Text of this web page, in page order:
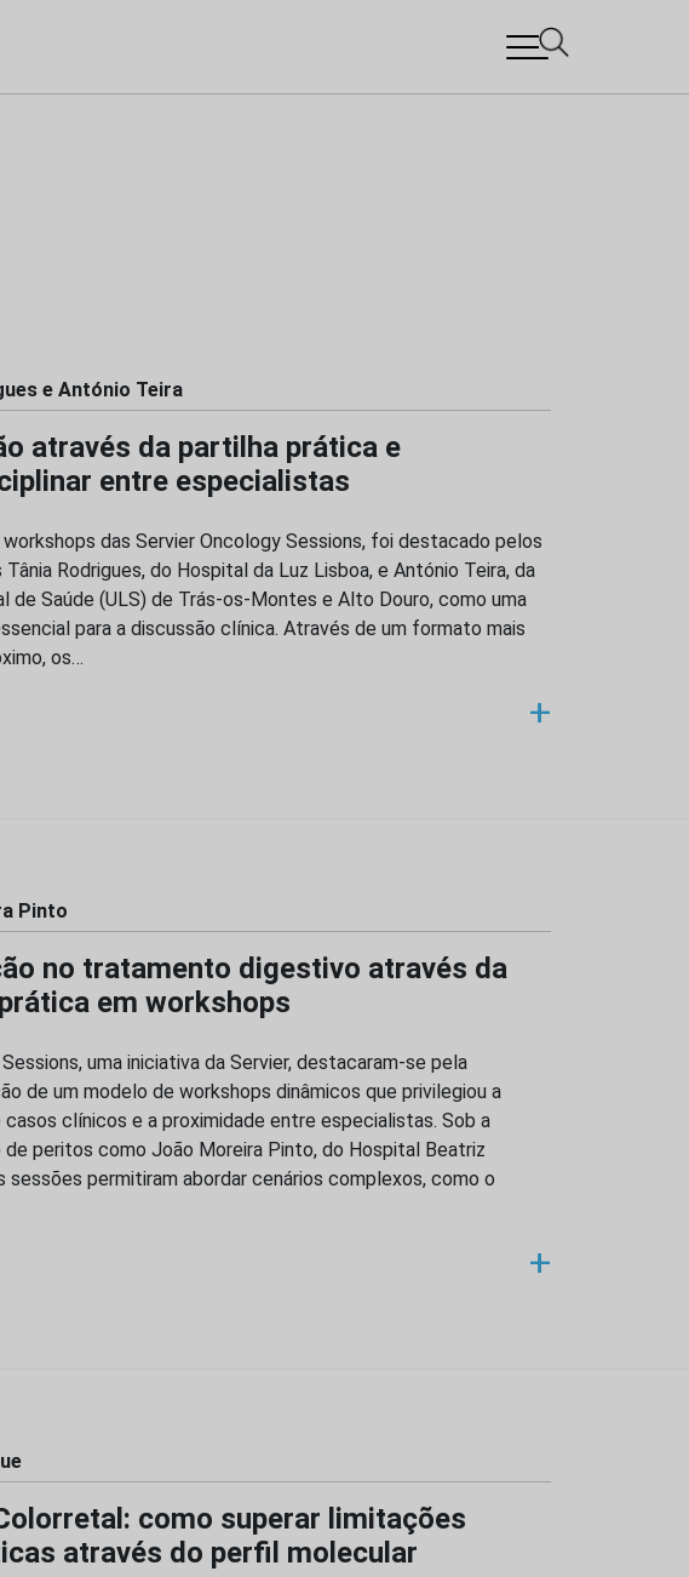
e António Teira
através da partilha prática e
entre especialistas
das Servier Oncology Sessions, foi destacado pelos
Rodrigues, do Hospital da Luz Lisboa, e António Teira, da
de Saúde (ULS) de Trás-os-Montes e Alto Douro, como uma
para a discussão clínica. Através de um formato mais
os…
+
Pinto
no tratamento digestivo através da
em workshops
uma iniciativa da Servier, destacaram-se pela
de um modelo de workshops dinâmicos que privilegiou a
casos clínicos e a proximidade entre especialistas. Sob a
de peritos como João Moreira Pinto, do Hospital Beatriz
sessões permitiram abordar cenários complexos, como o
+
como superar limitações
através do perfil molecular